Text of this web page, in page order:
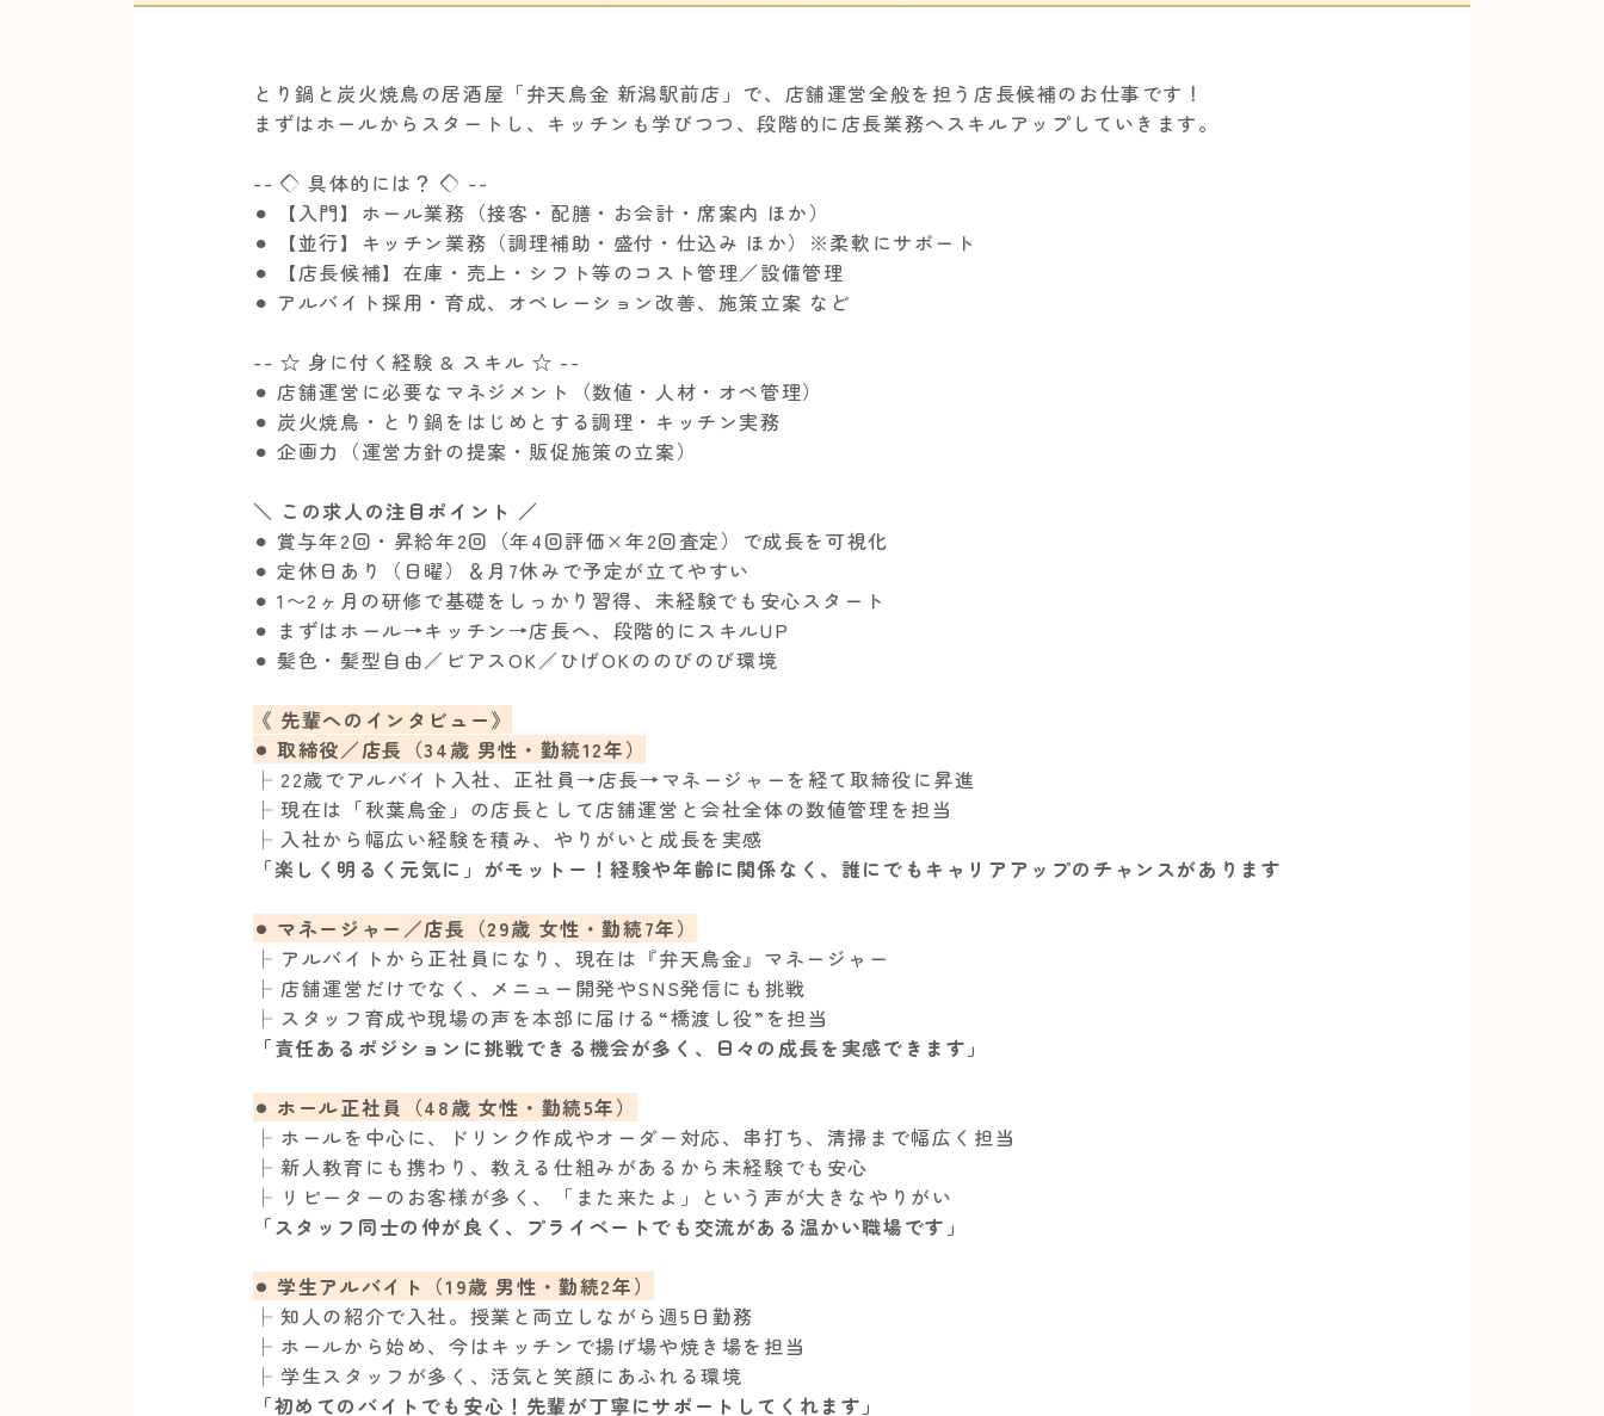
とり鍋と炭火焼鳥の居酒屋「弁天鳥金 新潟駅前店」で、店舗運営全般を担う店長候補のお仕事です！
まずはホールからスタートし、キッチンも学びつつ、段階的に店長業務へスキルアップしていきます。
-- ◇ 具体的には？ ◇ --
⚫︎ 【入門】ホール業務（接客・配膳・お会計・席案内 ほか）
⚫︎ 【並行】キッチン業務（調理補助・盛付・仕込み ほか）※柔軟にサポート
⚫︎ 【店長候補】在庫・売上・シフト等のコスト管理／設備管理
⚫︎ アルバイト採用・育成、オペレーション改善、施策立案 など
-- ☆ 身に付く経験 & スキル ☆ --
⚫︎ 店舗運営に必要なマネジメント（数値・人材・オペ管理）
⚫︎ 炭火焼鳥・とり鍋をはじめとする調理・キッチン実務
⚫︎ 企画力（運営方針の提案・販促施策の立案）
＼ この求人の注目ポイント ／
⚫︎ 賞与年2回・昇給年2回（年4回評価×年2回査定）で成長を可視化
⚫︎ 定休日あり（日曜）＆月7休みで予定が立てやすい
⚫︎ 1〜2ヶ月の研修で基礎をしっかり習得、未経験でも安心スタート
⚫︎ まずはホール→キッチン→店長へ、段階的にスキルUP
⚫︎ 髪色・髪型自由／ピアスOK／ひげOKののびのび環境
《 先輩へのインタビュー》
⚫︎ 取締役／店長（34歳 男性・勤続12年）
├ 22歳でアルバイト入社、正社員→店長→マネージャーを経て取締役に昇進
├ 現在は「秋葉鳥金」の店長として店舗運営と会社全体の数値管理を担当
├ 入社から幅広い経験を積み、やりがいと成長を実感
「楽しく明るく元気に」がモットー！経験や年齢に関係なく、誰にでもキャリアアップのチャンスがあります
⚫︎ マネージャー／店長（29歳 女性・勤続7年）
├ アルバイトから正社員になり、現在は『弁天鳥金』マネージャー
├ 店舗運営だけでなく、メニュー開発やSNS発信にも挑戦
├ スタッフ育成や現場の声を本部に届ける“橋渡し役”を担当
「責任あるポジションに挑戦できる機会が多く、日々の成長を実感できます」
⚫︎ ホール正社員（48歳 女性・勤続5年）
├ ホールを中心に、ドリンク作成やオーダー対応、串打ち、清掃まで幅広く担当
├ 新人教育にも携わり、教える仕組みがあるから未経験でも安心
├ リピーターのお客様が多く、「また来たよ」という声が大きなやりがい
「スタッフ同士の仲が良く、プライベートでも交流がある温かい職場です」
⚫︎ 学生アルバイト（19歳 男性・勤続2年）
├ 知人の紹介で入社。授業と両立しながら週5日勤務
├ ホールから始め、今はキッチンで揚げ場や焼き場を担当
├ 学生スタッフが多く、活気と笑顔にあふれる環境
「初めてのバイトでも安心！先輩が丁寧にサポートしてくれます」